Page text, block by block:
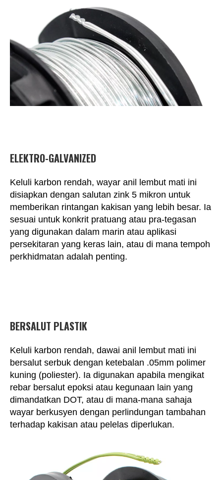
ELEKTRO-GALVANIZED
Keluli karbon rendah, wayar anil lembut mati ini
disiapkan dengan salutan zink 5 mikron untuk
memberikan rintangan kakisan yang lebih besar. Ia
sesuai untuk konkrit pratuang atau pra-tegasan
yang digunakan dalam marin atau aplikasi
persekitaran yang keras lain, atau di mana tempoh
perkhidmatan adalah penting.
BERSALUT PLASTIK
Keluli karbon rendah, dawai anil lembut mati ini
bersalut serbuk dengan ketebalan .05mm polimer
kuning (poliester). Ia digunakan apabila mengikat
rebar bersalut epoksi atau kegunaan lain yang
dimandatkan DOT, atau di mana-mana sahaja
wayar berkusyen dengan perlindungan tambahan
terhadap kakisan atau pelelas diperlukan.